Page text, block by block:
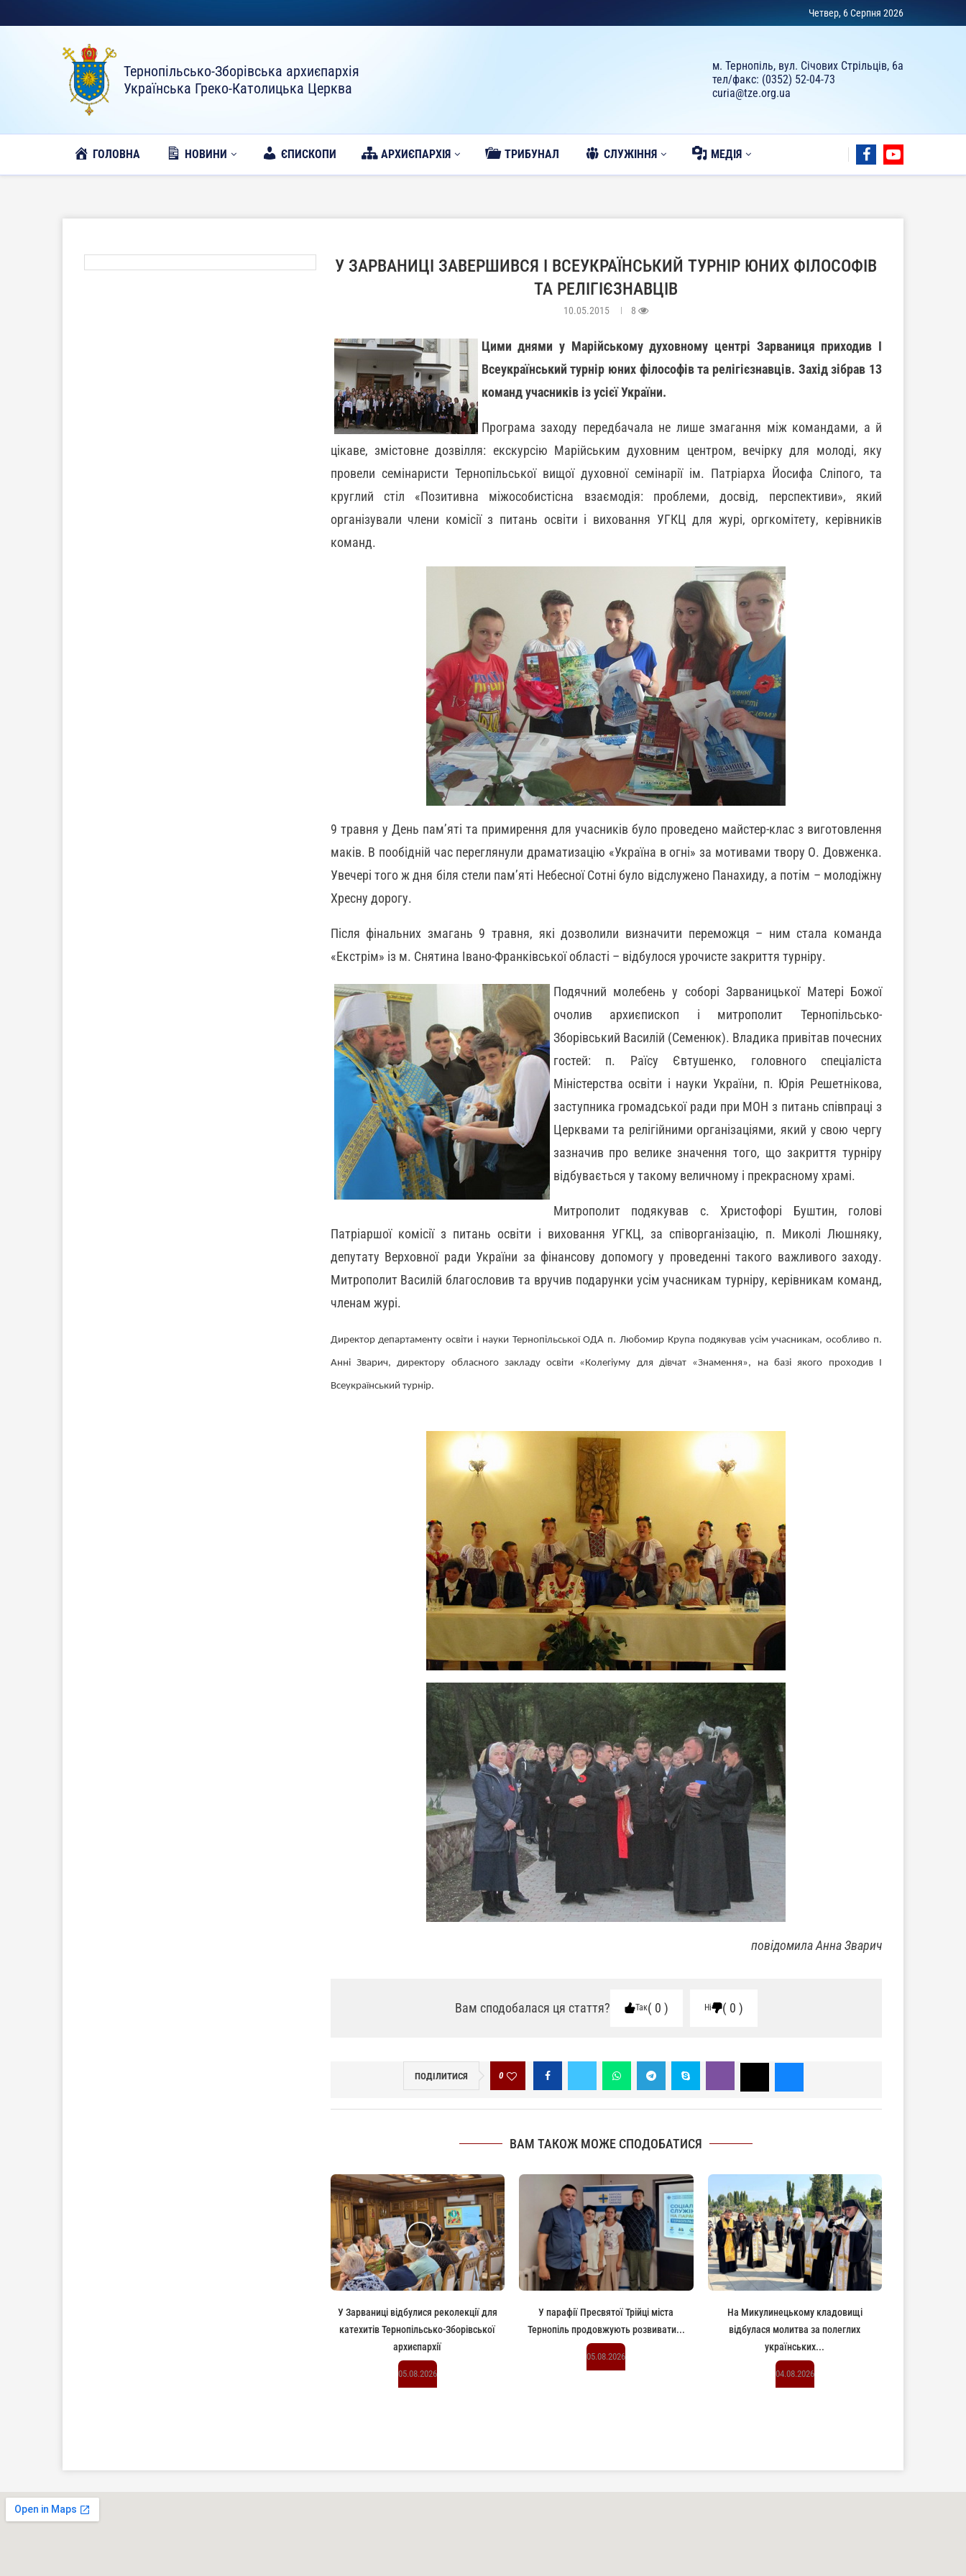
Четвер, 6 Серпня 2026
Тернопільсько-Зборівська архиєпархія
Українська Греко-Католицька Церква
м. Тернопіль, вул. Січових Стрільців, 6а
тел/факс: (0352) 52-04-73
curia@tze.org.ua
ГОЛОВНА НОВИНИ ЄПИСКОПИ АРХИЄПАРХІЯ ТРИБУНАЛ CЛУЖІННЯ МЕДІЯ
У ЗАРВАНИЦІ ЗАВЕРШИВСЯ І ВСЕУКРАЇНСЬКИЙ ТУРНІР ЮНИХ ФІЛОСОФІВ
ТА РЕЛІГІЄЗНАВЦІВ
10.05.2015 8
Цими днями у Марійському духовному центрі Зарваниця приходив І
Всеукраїнський турнір юних філософів та релігієзнавців. Захід зібрав 13
команд учасників із усієї України.
Програма заходу передбачала не лише змагання між командами, а й
цікаве, змістовне дозвілля: екскурсію Марійським духовним центром, вечірку для молоді, яку
провели семінаристи Тернопільської вищої духовної семінарії ім. Патріарха Йосифа Сліпого, та
круглий стіл «Позитивна міжособистісна взаємодія: проблеми, досвід, перспективи», який
організували члени комісії з питань освіти і виховання УГКЦ для журі, оргкомітету, керівників
команд.
9 травня у День пам’яті та примирення для учасників було проведено майстер-клас з виготовлення
маків. В пообідній час переглянули драматизацію «Україна в огні» за мотивами твору О. Довженка.
Увечері того ж дня біля стели пам’яті Небесної Сотні було відслужено Панахиду, а потім – молодіжну
Хресну дорогу.
Після фінальних змагань 9 травня, які дозволили визначити переможця – ним стала команда
«Екстрім» із м. Снятина Івано-Франківської області – відбулося урочисте закриття турніру.
Подячний молебень у соборі Зарваницької Матері Божої
очолив архиєпископ і митрополит Тернопільсько-
Зборівський Василій (Семенюк). Владика привітав почесних
гостей: п. Раїсу Євтушенко, головного спеціаліста
Міністерства освіти і науки України, п. Юрія Решетнікова,
заступника громадської ради при МОН з питань співпраці з
Церквами та релігійними організаціями, який у свою чергу
зазначив про велике значення того, що закриття турніру
відбувається у такому величному і прекрасному храмі.
Митрополит подякував с. Христофорі Буштин, голові
Патріаршої комісії з питань освіти і виховання УГКЦ, за співорганізацію, п. Миколі Люшняку,
депутату Верховної ради України за фінансову допомогу у проведенні такого важливого заходу.
Митрополит Василій благословив та вручив подарунки усім учасникам турніру, керівникам команд,
членам журі.
Директор департаменту освіти і науки Тернопільської ОДА п. Любомир Крупа подякував усім учасникам, особливо п.
Анні Зварич, директору обласного закладу освіти «Колегіуму для дівчат «Знамення», на базі якого проходив І
Всеукраїнський турнір.
повідомила Анна Зварич
Вам сподобалася ця стаття? Так 0 Ні 0
ПОДІЛИТИСЯ 0
ВАМ ТАКОЖ МОЖЕ СПОДОБАТИСЯ
У Зарваниці відбулися реколекції для
катехитів Тернопільсько-Зборівської
архиєпархії
05.08.2026
У парафії Пресвятої Трійці міста
Тернопіль продовжують розвивати...
05.08.2026
На Микулинецькому кладовищі
відбулася молитва за полеглих
українських...
04.08.2026